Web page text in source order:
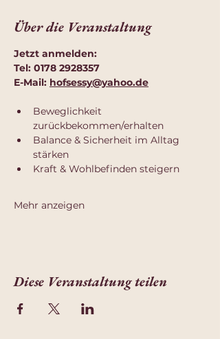
Über die Veranstaltung
Jetzt anmelden:
Tel: 0178 2928357
E-Mail: hofsessy@yahoo.de
Beweglichkeit
zurückbekommen/erhalten
Balance & Sicherheit im Alltag
stärken
Kraft & Wohlbefinden steigern
Mehr anzeigen
Diese Veranstaltung teilen